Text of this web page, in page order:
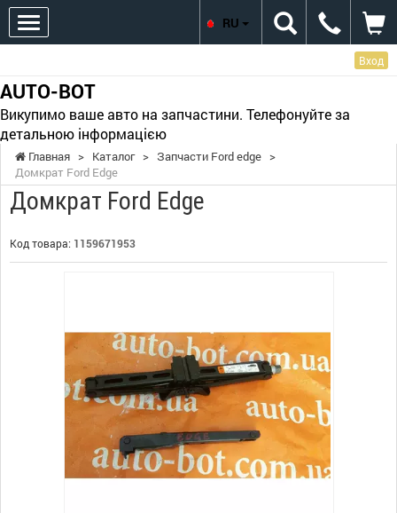
Вход
AUTO-BOT
Викупимо ваше авто на запчастини. Телефонуйте за
детальною інформацією
RU
Главная > Каталог > Запчасти Ford edge >
Домкрат Ford Edge
Домкрат Ford Edge
Код товара: 1159671953